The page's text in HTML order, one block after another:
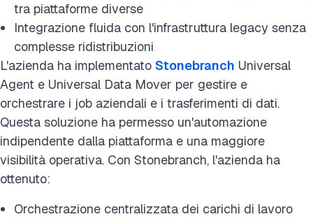
tra piattaforme diverse
Integrazione fluida con l'infrastruttura legacy senza
complesse ridistribuzioni
L'azienda ha implementato Stonebranch Universal
Agent e Universal Data Mover per gestire e
orchestrare i job aziendali e i trasferimenti di dati.
Questa soluzione ha permesso un'automazione
indipendente dalla piattaforma e una maggiore
visibilità operativa. Con Stonebranch, l'azienda ha
ottenuto:
Orchestrazione centralizzata dei carichi di lavoro